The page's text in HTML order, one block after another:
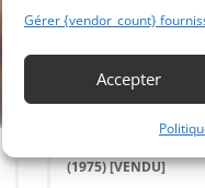
Gérer {vendor_count}
Accepter
5
(1975)[VENDU]